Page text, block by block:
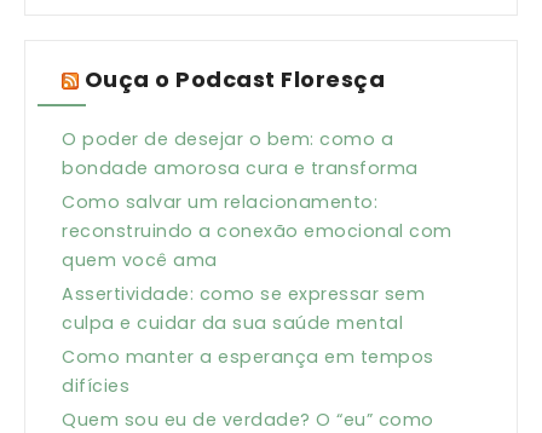
Ouça o Podcast Floresça
O poder de desejar o bem: como a
bondade amorosa cura e transforma
Como salvar um relacionamento:
reconstruindo a conexão emocional com
quem você ama
Assertividade: como se expressar sem
culpa e cuidar da sua saúde mental
Como manter a esperança em tempos
difícies
Quem sou eu de verdade? O “eu” como